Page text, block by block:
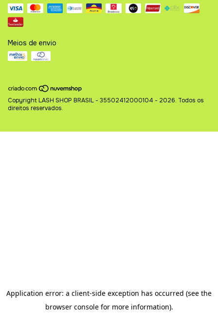
Meios de envio
Copyright LASH SHOP BRASIL - 35502412000104 - 2026. Todos os
direitos reservados.